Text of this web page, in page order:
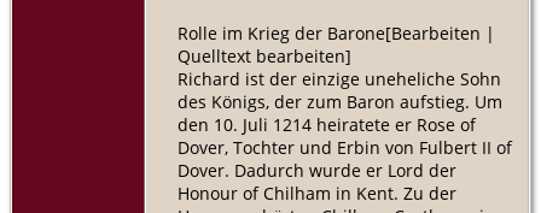
Rolle im Krieg der Barone[Bearbeiten |
Quelltext bearbeiten]
Richard ist der einzige uneheliche Sohn
des Königs, der zum Baron aufstieg. Um
den 10. Juli 1214 heiratete er Rose of
Dover, Tochter und Erbin von Fulbert II of
Dover. Dadurch wurde er Lord der
Honour of Chilham in Kent. Zu der